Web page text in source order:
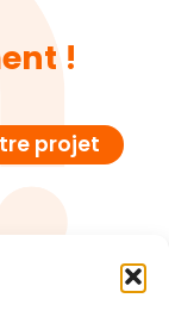
!
projet